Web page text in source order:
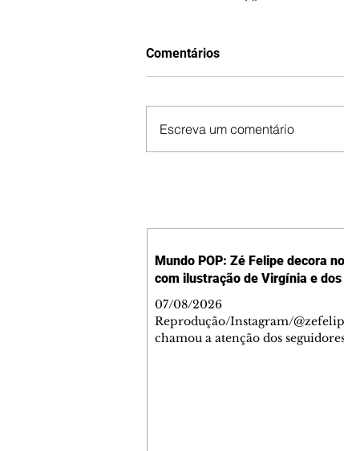
Comentários
Escreva um comentário
Mundo POP: Zé Felipe decora
com ilustração de Virgínia e
07/08/2026
Reprodução/Instagram/
chamou a atenção dos